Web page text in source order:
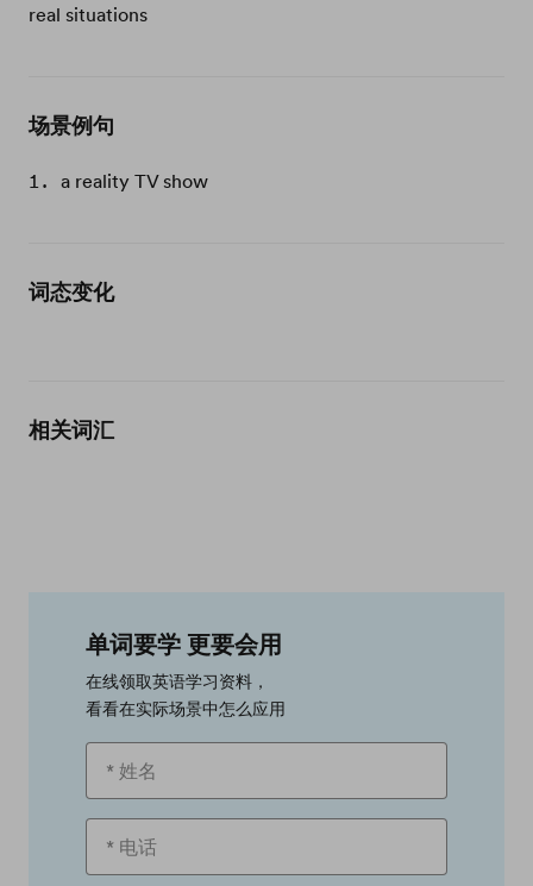
real situations
场景例句
a reality TV show
词态变化
相关词汇
单词要学 更要会用
在线领取英语学习资料，
看看在实际场景中怎么应用